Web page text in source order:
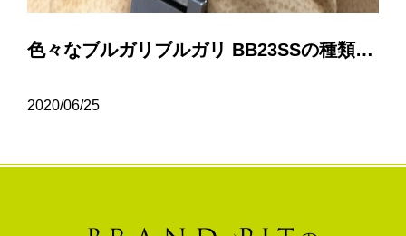
色々なブルガリブルガリ BB23SSの種類について…
2020/06/25